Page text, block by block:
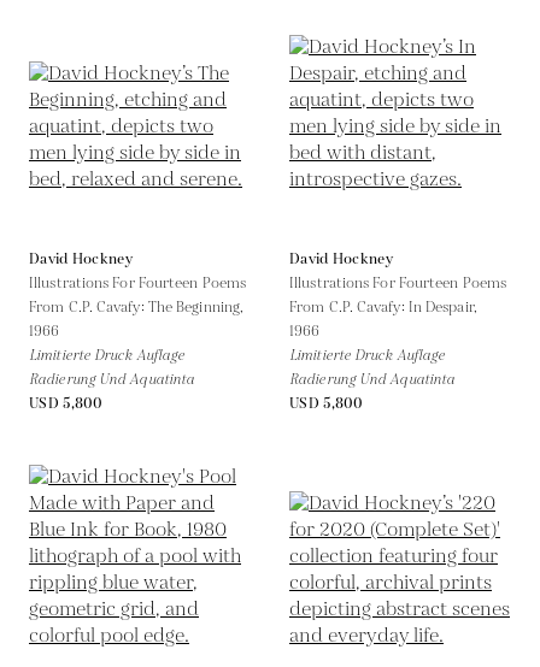
David Hockney
Illustrations For Fourteen Poems
From C.P. Cavafy: The Beginning,
1966
Limitierte Druck Auflage
Radierung Und Aquatinta
USD 5,800
David Hockney
Illustrations For Fourteen Poems
From C.P. Cavafy: In Despair,
1966
Limitierte Druck Auflage
Radierung Und Aquatinta
USD 5,800